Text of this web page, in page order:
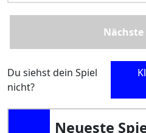
Nächste
Du siehst dein Spiel
nicht?
Neueste